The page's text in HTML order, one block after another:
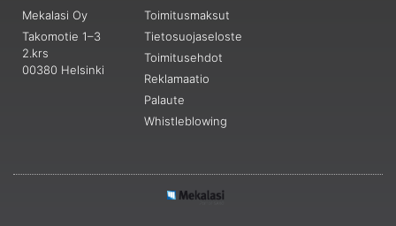
Mekalasi Oy
Takomotie 1–3
2.krs
00380 Helsinki
Toimitusmaksut
Tietosuojaseloste
Toimitusehdot
Reklamaatio
Palaute
Whistleblowing